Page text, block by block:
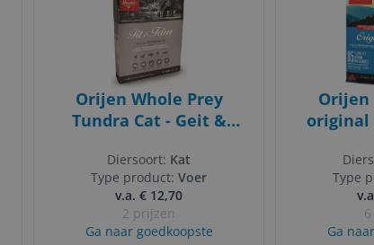
Orijen Whole Prey
Tundra Cat - Geit &
Diersoort: Kat
Type product: Voer
v.a. € 12,70
2 prijzen
Ga naar goedkoopste
Orijen
original
Type
Ga